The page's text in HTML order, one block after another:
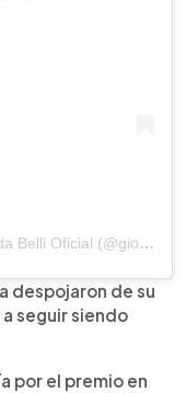
Una publicación compartida de Gioconda Belli Oficial (@giocondabelli)
despojaron de su
seguir siendo
por el premio en